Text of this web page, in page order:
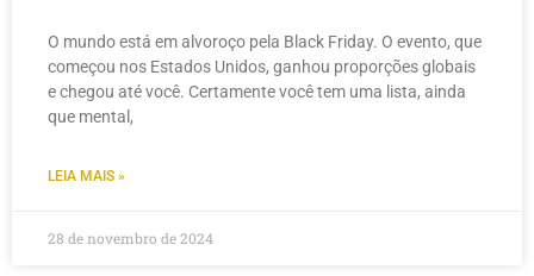
O mundo está em alvoroço pela Black Friday. O evento, que
começou nos Estados Unidos, ganhou proporções globais
e chegou até você. Certamente você tem uma lista, ainda
que mental,
LEIA MAIS »
28 de novembro de 2024